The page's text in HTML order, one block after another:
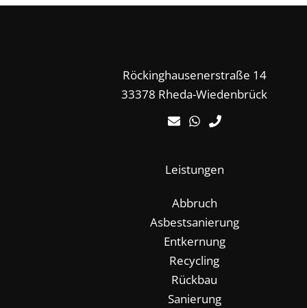
Röckinghausenerstraße 14
33378 Rheda-Wiedenbrück
Leistungen
Abbruch
Asbestsanierung
Entkernung
Recycling
Rückbau
Sanierung